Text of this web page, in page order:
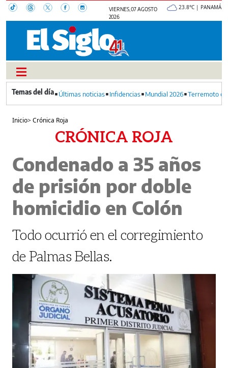
VIERNES, 07 AGOSTO
2026
23.8°C | PANAMÁ
Últimas noticias Infidencias Mundial 2026 Terremoto
Inicio>Crónica Roja
CRÓNICA ROJA
Condenado a 35 años
de prisión por doble
homicidio en Colón
Todo ocurrió en el corregimiento
de Palmas Bellas.